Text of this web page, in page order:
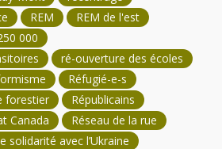
REM
REM de l'est
000
ré-ouverture des écoles
Réfugié-e-s
forestier
Républicains
Canada
Réseau de la rue
solidarité avec l’Ukraine